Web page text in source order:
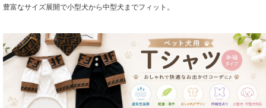
豊富なサイズ展開で小型犬から中型犬までフィット。